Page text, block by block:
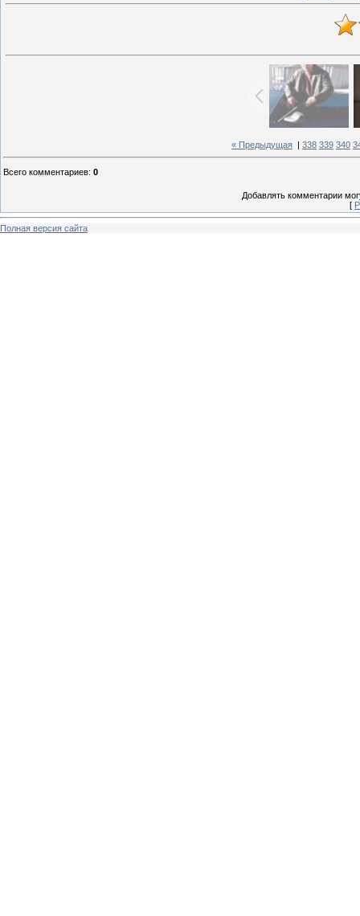
« Предыдущая 338 339 340
Всего комментариев: 0
Добавлять комментарии
[
Полная версия сайта